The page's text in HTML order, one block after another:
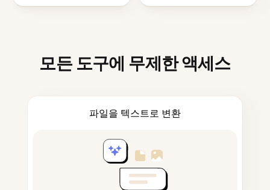
모든 도구에 무제한 액세스
파일을 텍스트로 변환